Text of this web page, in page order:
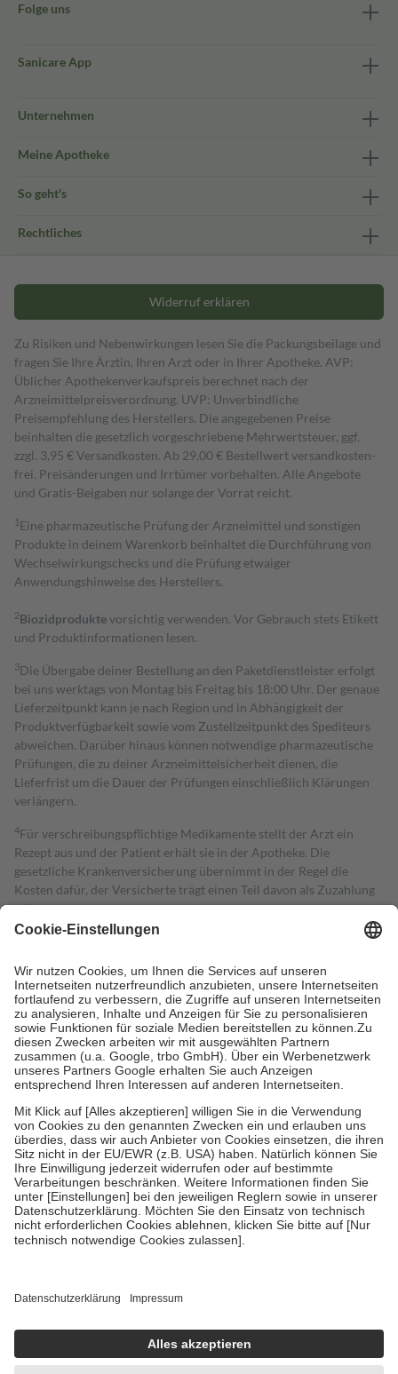
Folge uns
Sanicare App
Unternehmen
Meine Apotheke
So geht's
Rechtliches
Widerruf erklären
Zu Risiken und Nebenwirkungen lesen Sie die Packungsbeilage und
fragen Sie Ihre Ärztin, Ihren Arzt oder in Ihrer Apotheke. AVP:
Üblicher Apothekenverkaufspreis berechnet nach der
Arzneimittelpreisverordnung. UVP: Unverbindliche
Preisempfehlung des Herstellers. Die angegebenen Preise
beinhalten die gesetzlich vorgeschriebene Mehrwertsteuer, ggf.
zzgl. 3,95 € Versandkosten. Ab 29,00 € Bestell­wert versand­kosten­
frei. Preisänderungen und Irrtümer vorbehalten. Alle Angebote
und Gratis-Beigaben nur solange der Vorrat reicht.
1 Eine pharmazeutische Prüfung der Arzneimittel und sonstigen
Produkte in deinem Warenkorb beinhaltet die Durchführung von
Wechselwirkungschecks und die Prüfung etwaiger
Anwendungshinweise des Herstellers.
2Biozidproduktevorsichtig verwenden. Vor Gebrauch stets Etikett
und Produktinformationen lesen.
3Die Übergabe deiner Bestellung an den Paketdienstleister erfolgt
bei uns werktags von Montag bis Freitag bis 18:00 Uhr. Der genaue
Lieferzeitpunkt kann je nach Region und in Abhängigkeit der
Produktverfügbarkeit sowie vom Zustellzeitpunkt des Spediteurs
abweichen. Darüber hinaus können notwendige pharmazeutische
Prüfungen, die zu deiner Arzneimittelsicherheit dienen, die
Lieferfrist um die Dauer der Prüfungen einschließlich Klärungen
verlängern.
4Für verschreibungspflichtige Medikamente stellt der Arzt ein
Rezept aus und der Patient erhält sie in der Apotheke. Die
gesetzliche Krankenversicherung übernimmt in der Regel die
Kosten dafür, der Versicherte trägt einen Teil davon als Zuzahlung
mit.
Grundsätzlich leisten Mitglieder Zuzahlungen in Höhe von zehn
höchstens zehn Euro.
Es sind jedoch nie mehr als die tatsächlichen
Kosten der Leistung zu entrichten.
Diese Regeln gelten grundsätzlich auch für Online-Apotheken.
Bei Heilmitteln und häuslicher Krankenpflege beträgt die
Zuzahlung zehn Prozent der Kosten sowie zehn Euro je
Verordnung.
Um das Engagement der Versicherten für ihre eigene Gesundheit zu
stärken und die besondere Stellung der Familie zu unterstützen,
fallenkeine Zuzahlungenan bei:
• Kindern und Jugendlichen bis zum vollendeten 18. Lebensjahr
mit Ausnahme der Fahrkosten
• Untersuchungen zur Vorsorge und Früherkennung, die von der
GKV getragen werden
• empfohlenen Schutzimpfungen
• Harn- und Blutteststreifen
getroffen, um sicherzustellen, dass es sich um echte Bewertungen
https://help.etrusted.com/hc/de/articles/4419944605341
Einige Bilder und Inhalte wurden unter Zuhilfenahme künstlicher